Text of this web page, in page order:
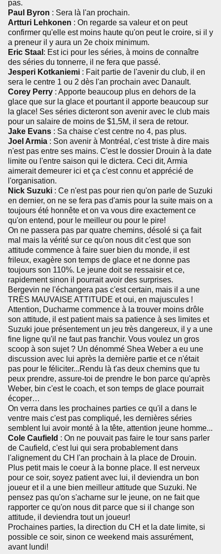
pas.
Paul Byron : Sera là l'an prochain.
Artturi Lehkonen : On regarde sa valeur et on peut
confirmer qu'elle est moins haute qu'on peut le croire, si il y
a preneur il y aura un 2e choix minimum.
Eric Staal : Est ici pour les séries, à moins de connaître
des séries du tonnerre, il ne fera que passé.
Jesperi Kotkaniemi : Fait partie de l'avenir du club, il en
sera le centre 1 ou 2 dès l'an prochain avec Danault.
Corey Perry : Apporte beaucoup plus en dehors de la
glace que sur la glace et pourtant il apporte beaucoup sur
la glace! Ses séries dicteront son avenir avec le club mais
pour un salaire de moins de $1,5M, il sera de retour.
Jake Evans : Sa chaise c'est centre no 4, pas plus.
Joel Armia : Son avenir à Montréal, c'est triste à dire mais
n'est pas entre ses mains. C'est le dossier Drouin à la date
limite ou l'entre saison qui le dictera. Ceci dit, Armia
aimerait demeurer ici et ça c'est connu et apprécié de
l'organisation.
Nick Suzuki : Ce n'est pas pour rien qu'on parle de Suzuki
en dernier, on ne se fera pas d'amis pour la suite mais on a
toujours été honnête et on va vous dire exactement ce
qu'on entend, pour le meilleur ou pour le pire!
On ne passera pas par quatre chemins, désolé si ça fait
mal mais la vérité sur ce qu'on nous dit c'est que son
attitude commence à faire suer bien du monde, il est
frileux, exagère son temps de glace et ne donne pas
toujours son 110%. Le jeune doit se ressaisir et ce,
rapidement sinon il pourrait avoir des surprises.
Bergevin ne l'échangera pas c'est certain, mais il a une
TRÈS MAUVAISE ATTITUDE et oui, en majuscules !
Attention, Ducharme commence à la trouver moins drôle
son attitude, il est patient mais sa patience à ses limites et
Suzuki joue présentement un jeu très dangereux, il y a une
fine ligne qu'il ne faut pas franchir. Vous voulez un gros
scoop à son sujet ? Un dénommé Shea Weber a eu une
discussion avec lui après la dernière partie et ce n'était
pas pour le féliciter...Rendu là t'as deux chemins que tu
peux prendre, assure-toi de prendre le bon parce qu'après
Weber, bin c'est le coach, et son temps de glace pourrait
écoper…
On verra dans les prochaines parties ce qu'il a dans le
ventre mais c'est pas compliqué, les dernières séries
semblent lui avoir monté à la tête, attention jeune homme...
Cole Caufield : On ne pouvait pas faire le tour sans parler
de Caufield, c'est lui qui sera probablement dans
l'alignement du CH l'an prochain à la place de Drouin.
Plus petit mais le coeur à la bonne place. Il est nerveux
pour ce soir, soyez patient avec lui, il deviendra un bon
joueur et il a une bien meilleur attitude que Suzuki. Ne
pensez pas qu'on s'acharne sur le jeune, on ne fait que
rapporter ce qu'on nous dit parce que si il change son
attitude, il deviendra tout un joueur!
Prochaines parties, la direction du CH et la date limite, si
possible ce soir, sinon ce weekend mais assurément,
avant lundi!